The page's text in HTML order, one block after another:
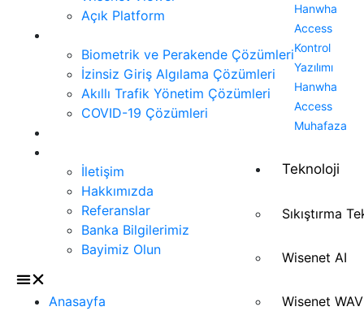
Hanwha
Access
Kontrol
Yazılımı
Hanwha
Access
Muhafaza
Teknoloji
Sıkıştırma
Wisenet AI
Wisenet
Açık Platform
Biometrik ve Perakende Çözümleri
İzinsiz Giriş Algılama Çözümleri
Akıllı Trafik Yönetim Çözümleri
COVID-19 Çözümleri
İletişim
Hakkımızda
Referanslar
Banka Bilgilerimiz
Bayimiz Olun
Anasayfa